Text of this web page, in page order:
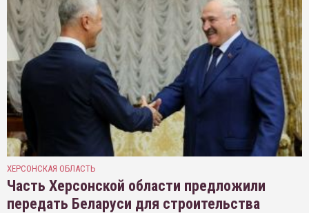
ХЕРСОНСКАЯ ОБЛАСТЬ
Часть Херсонской области предложили
передать Беларуси для строительства